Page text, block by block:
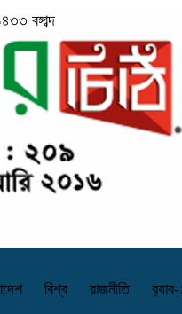
বঙ্গাব্দ
বিশ্ব রাজনীতি